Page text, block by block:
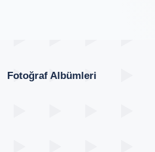
Fotoğraf Albümleri